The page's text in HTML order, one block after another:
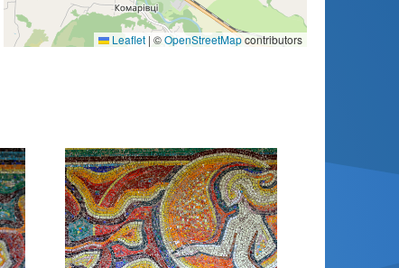
Leaflet | ©OpenStreetMapcontributors